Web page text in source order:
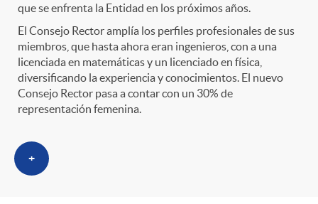
que se enfrenta la Entidad en los próximos años.
El Consejo Rector amplía los perfiles profesionales de sus
miembros, que hasta ahora eran ingenieros, con a una
licenciada en matemáticas y un licenciado en física,
diversificando la experiencia y conocimientos. El nuevo
Consejo Rector pasa a contar con un 30% de
representación femenina.
+